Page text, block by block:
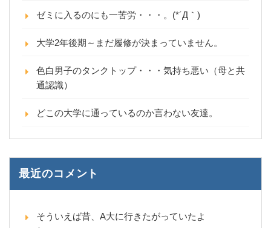
ゼミに入るのにも一苦労・・・。(*´Д｀)
大学2年後期～まだ履修が決まっていません。
色白男子のタンクトップ・・・気持ち悪い（母と共
通認識）
どこの大学に通っているのか言わない友達。
最近のコメント
そういえば昔、A大に行きたがっていたよ